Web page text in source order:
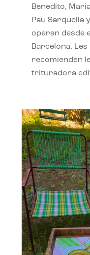
Benedito,
Pau Sarquella
operan desde
Barcelona.
recomienden
trituradora